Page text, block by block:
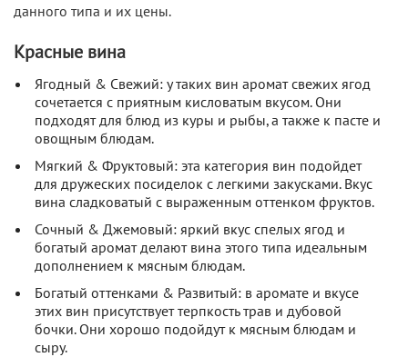
данного типа и их цены.
Красные вина
Ягодный & Свежий: у таких вин аромат свежих ягод
сочетается с приятным кисловатым вкусом. Они
подходят для блюд из куры и рыбы, а также к пасте и
овощным блюдам.
Мягкий & Фруктовый: эта категория вин подойдет
для дружеских посиделок с легкими закусками. Вкус
вина сладковатый с выраженным оттенком фруктов.
Сочный & Джемовый: яркий вкус спелых ягод и
богатый аромат делают вина этого типа идеальным
дополнением к мясным блюдам.
Богатый оттенками & Развитый: в аромате и вкусе
этих вин присутствует терпкость трав и дубовой
бочки. Они хорошо подойдут к мясным блюдам и
сыру.